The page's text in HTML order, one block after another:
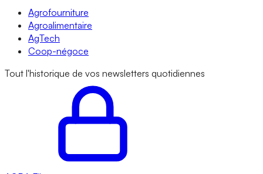
Agrofourniture
Agroalimentaire
AgTech
Coop-négoce
Tout l'historique de vos newsletters quotidiennes